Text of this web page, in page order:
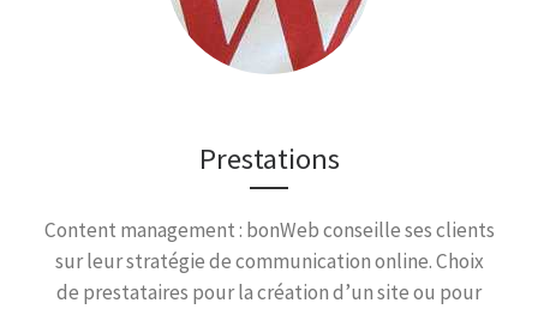
Prestations
Content management : bonWeb conseille ses clients
sur leur stratégie de communication online. Choix
de prestataires pour la création d’un site ou pour